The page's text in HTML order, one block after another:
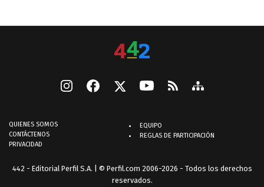
QUIENES SOMOS
CONTÁCTENOS
PRIVACIDAD
EQUIPO
REGLAS DE PARTICIPACIÓN
442 - Editorial Perfil S.A. | © Perfil.com 2006-2026 - Todos los derechos
reservados.